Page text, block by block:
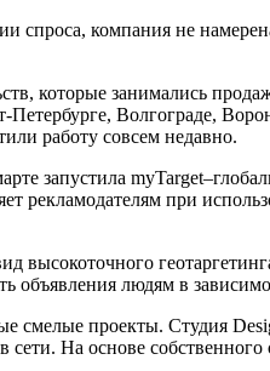
спроса, компания не
которые занимались
Волгограде,
работу совсем недавно.
запустила
рекламодателям при
объявления людям в
проекты. Студия
На основе